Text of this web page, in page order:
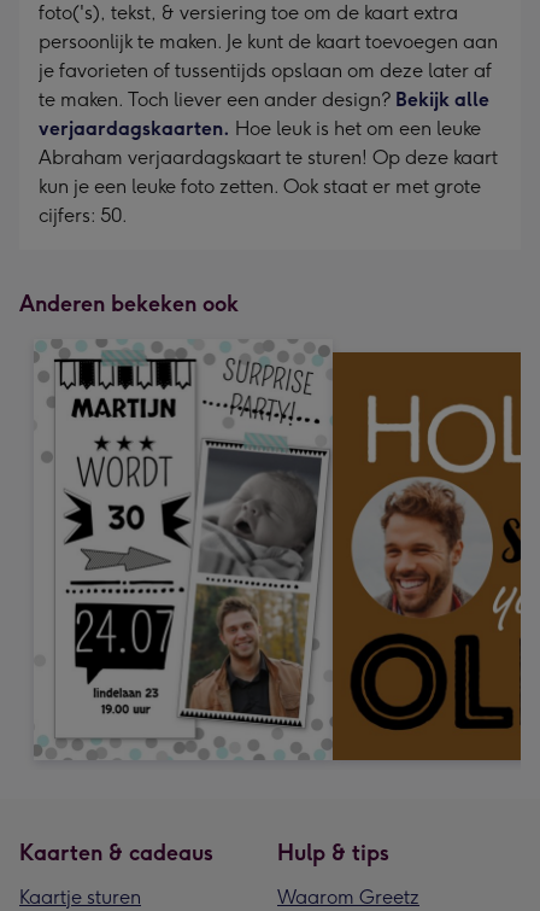
foto('s), tekst, & versiering toe om de kaart extra
persoonlijk te maken. Je kunt de kaart toevoegen aan
je favorieten of tussentijds opslaan om deze later af
te maken. Toch liever een ander design? Bekijk alle
verjaardagskaarten. Hoe leuk is het om een leuke
Abraham verjaardagskaart te sturen! Op deze kaart
kun je een leuke foto zetten. Ook staat er met grote
cijfers: 50.
Anderen bekeken ook
Kaarten & cadeaus
Kaartje sturen
Hulp & tips
Waarom Greetz